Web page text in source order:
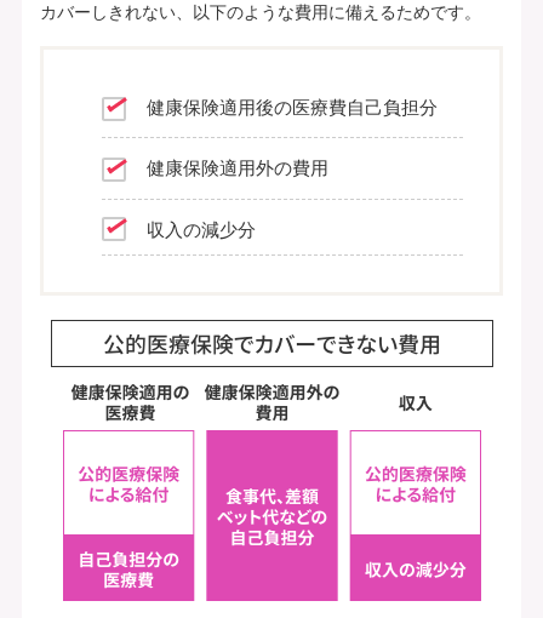
カバーしきれない、以下のような費用に備えるためです。
健康保険適用後の医療費自己負担分
健康保険適用外の費用
収入の減少分